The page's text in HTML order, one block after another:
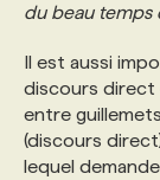
du beau temps
Il est aussi
discours direct
entre
(discours
lequel